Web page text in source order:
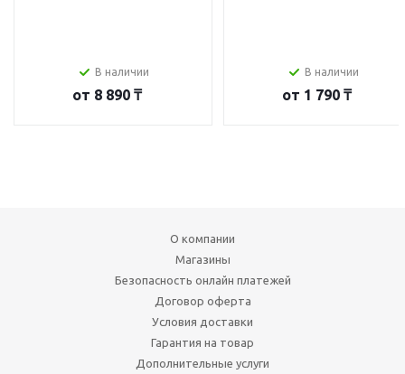
В наличии
от 8 890 ₸
В наличии
от 1 790 ₸
О компании
Магазины
Безопасность онлайн платежей
Договор оферта
Условия доставки
Гарантия на товар
Дополнительные услуги